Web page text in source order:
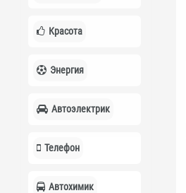
Красота
Энергия
Автоэлектрик
Телефон
Автохимик